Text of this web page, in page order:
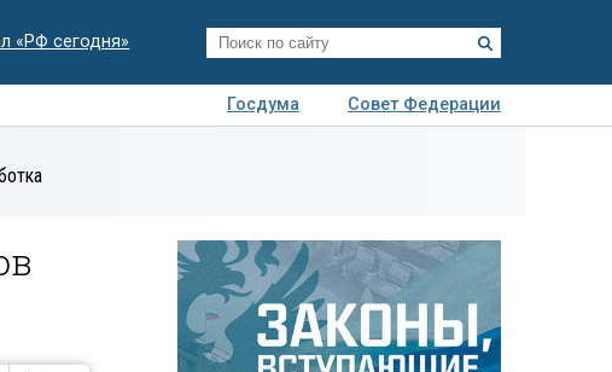
«РФ сегодня»
Госдума
Совет Федерации
экспертиза